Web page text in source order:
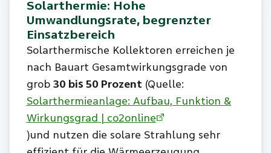
Solarthermie: Hohe
Umwandlungsrate, begrenzter
Einsatzbereich
Solarthermische Kollektoren erreichen je
nach Bauart Gesamtwirkungsgrade von
grob 30 bis 50 Prozent (Quelle:
Solarthermieanlage: Aufbau, Funktion &
Wirkungsgrad | co2online
)und nutzen die solare Strahlung sehr